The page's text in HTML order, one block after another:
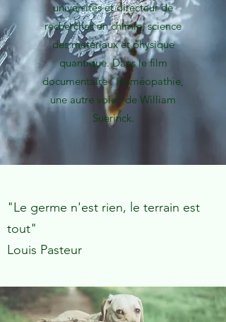
universités et directeur de
recherches en chimie, science
des matériaux et physique
quantique. Dans le film
documentaire "Homéopathie,
une autre voie" de William
Suerinck.
"Le germe n'est rien, le terrain est
tout"
Louis Pasteur